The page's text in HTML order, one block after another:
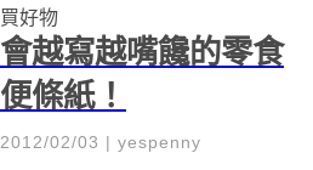
買好物
會越寫越嘴饞的零食
便條紙！
2012/02/03 | yespenny